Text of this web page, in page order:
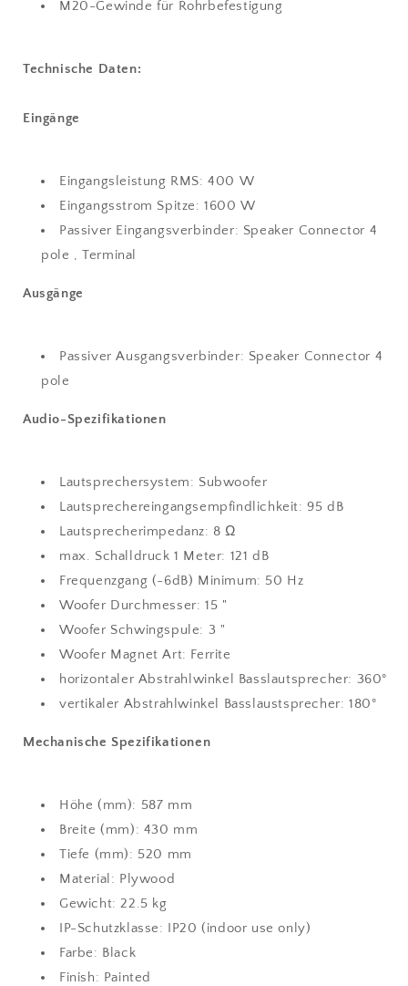
M20-Gewinde für Rohrbefestigung
Technische Daten:
Eingänge
Eingangsleistung RMS: 400 W
Eingangsstrom Spitze: 1600 W
Passiver Eingangsverbinder: Speaker Connector 4
pole , Terminal
Ausgänge
Passiver Ausgangsverbinder: Speaker Connector 4
pole
Audio-Spezifikationen
Lautsprechersystem: Subwoofer
Lautsprechereingangsempfindlichkeit: 95 dB
Lautsprecherimpedanz: 8 Ω
max. Schalldruck 1 Meter: 121 dB
Frequenzgang (-6dB) Minimum: 50 Hz
Woofer Durchmesser: 15 "
Woofer Schwingspule: 3 "
Woofer Magnet Art: Ferrite
horizontaler Abstrahlwinkel Basslautsprecher: 360°
vertikaler Abstrahlwinkel Basslaustsprecher: 180°
Mechanische Spezifikationen
Höhe (mm): 587 mm
Breite (mm): 430 mm
Tiefe (mm): 520 mm
Material: Plywood
Gewicht: 22.5 kg
IP-Schutzklasse: IP20 (indoor use only)
Farbe: Black
Finish: Painted